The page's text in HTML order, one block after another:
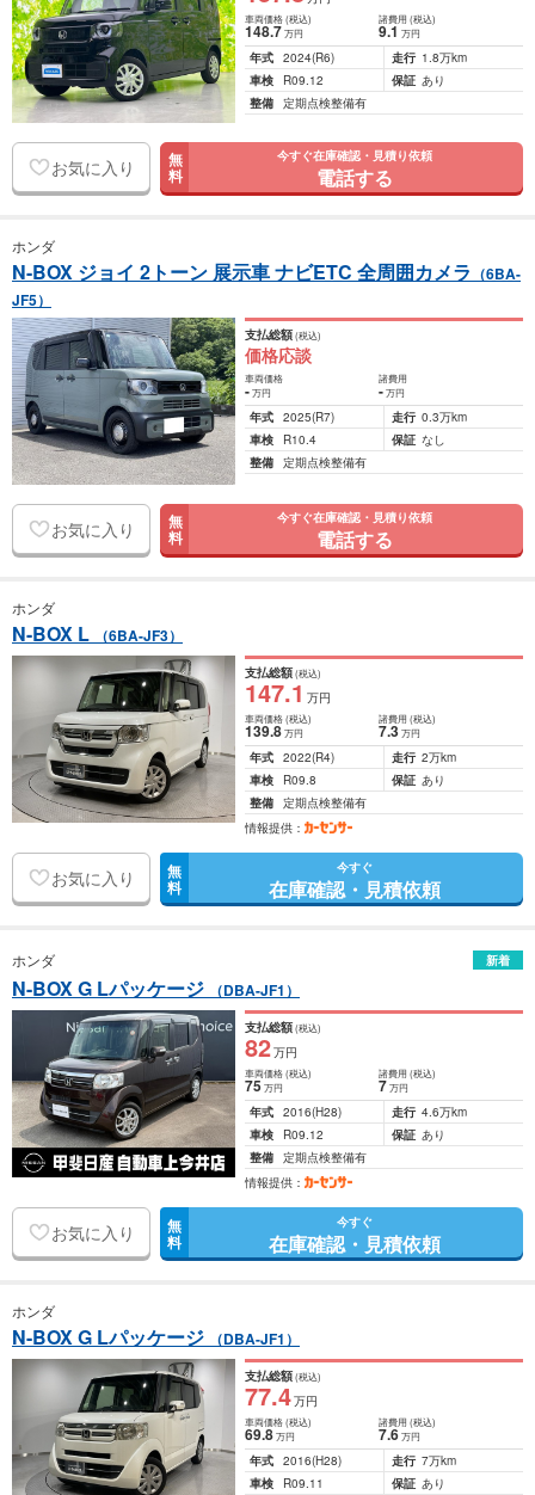
車両価格(税込)
148.7万円
諸費用 (税込)
9.1 万円
年式 2024(R6) 走行 1.8万km
車検
R09.12 保証 あり
整備 定期点検整備有
お気に入り 無
料
今すぐ在庫確認・見積り依頼
電話する
ホンダ
N-BOX ジョイ 2トーン 展示車 ナビETC 全周囲カメラ （6BA-
JF5）
支払総額(税込)
価格応談
車両価格
-万円
諸費用
- 万円
年式 2025(R7) 走行 0.3万km
車検
R10.4 保証 なし
整備 定期点検整備有
お気に入り 無
料
今すぐ在庫確認・見積り依頼
電話する
ホンダ
N-BOX L （6BA-JF3）
支払総額(税込)
147.1 万円
車両価格(税込)
139.8万円
諸費用 (税込)
7.3 万円
年式 2022(R4) 走行 2万km
車検
R09.8 保証 あり
整備 定期点検整備有
情報提供：
お気に入り 無
料
今すぐ
在庫確認・見積依頼
ホンダ 新着
N-BOX G Lパッケージ （DBA-JF1）
支払総額(税込)
82万円
車両価格(税込)
75万円
諸費用 (税込)
7 万円
年式 2016(H28) 走行 4.6万km
車検
R09.12 保証 あり
整備 定期点検整備有
情報提供：
お気に入り 無
料
今すぐ
在庫確認・見積依頼
ホンダ
N-BOX G Lパッケージ （DBA-JF1）
支払総額(税込)
77.4万円
車両価格(税込)
69.8万円
諸費用 (税込)
7.6 万円
年式 2016(H28) 走行 7万km
車検
R09.11 保証 あり